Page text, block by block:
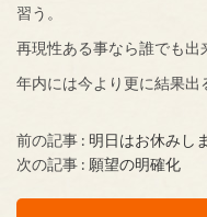
習う。
再現性ある事なら誰でも出
年内には今より更に結果
前の記事 : 明日はお休みし
次の記事 : 願望の明確化